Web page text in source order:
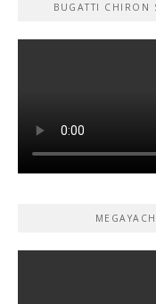
BUGATTI CHIRON